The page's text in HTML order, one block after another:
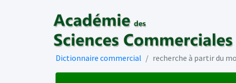
Dictionnaire commercial recherche à partir du